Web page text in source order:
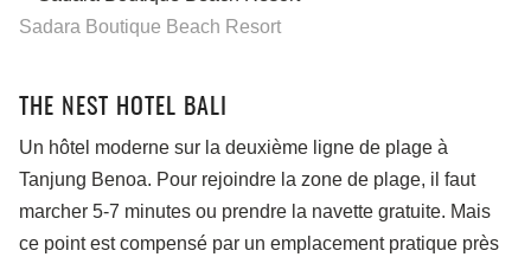
Sadara Boutique Beach Resort
THE NEST HOTEL BALI
Un hôtel moderne sur la deuxième ligne de plage à
Tanjung Benoa. Pour rejoindre la zone de plage, il faut
marcher 5-7 minutes ou prendre la navette gratuite. Mais
ce point est compensé par un emplacement pratique près